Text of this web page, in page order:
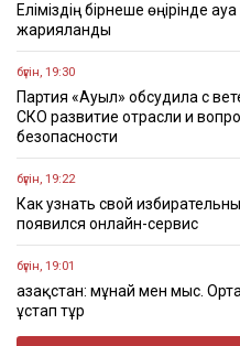
Еліміздің бірнеше өңірінде
жарияланды
бүгін, 19:30
Партия «Ауыл» обсудила с
СКО развитие отрасли и
безопасности
бүгін, 19:22
Как узнать свой
появился онлайн-сервис
бүгін, 19:01
Қазақстан: мұнай мен мыс.
ұстап тұр